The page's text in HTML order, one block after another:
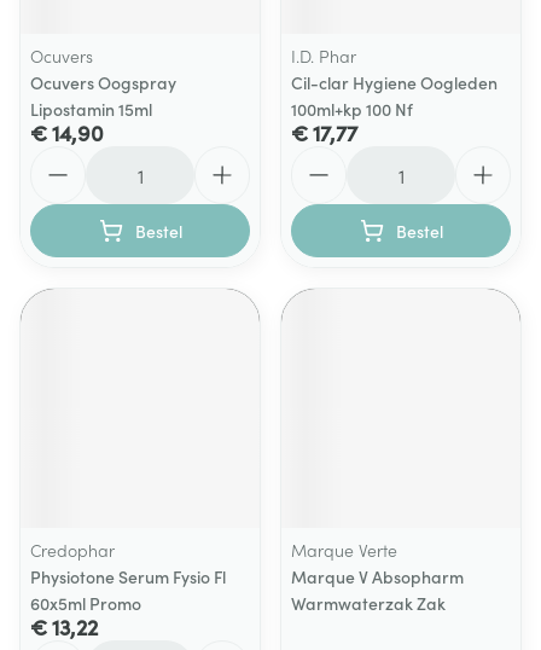
Ocuvers
Ocuvers Oogspray
Lipostamin 15ml
€ 14,90
Bestel
I.D. Phar
Cil-clar Hygiene Oogleden
100ml+kp 100 Nf
€ 17,77
Bestel
Credophar
Physiotone Serum Fysio Fl
60x5ml Promo
€ 13,22
Marque Verte
Marque V Absopharm
Warmwaterzak Zak